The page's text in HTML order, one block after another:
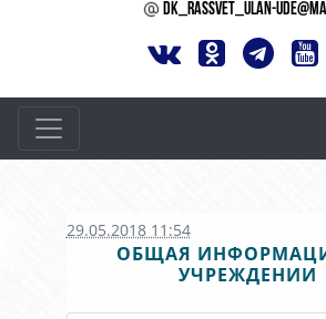
dk_rassvet_ulan-
29.05.2018 11:54
ОБЩАЯ
УЧРЕЖДЕНИИ